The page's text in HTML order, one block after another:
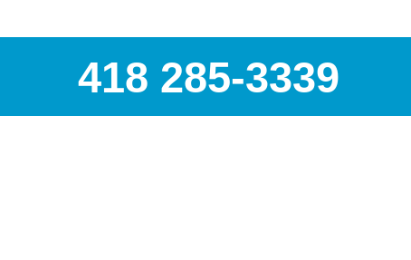
418 285-3339